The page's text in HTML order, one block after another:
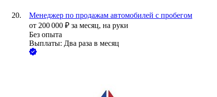
Менеджер по продажам автомобилей с пробегом
от 200 000 ₽ за месяц, на руки
Без опыта
Выплаты: Два раза в месяц